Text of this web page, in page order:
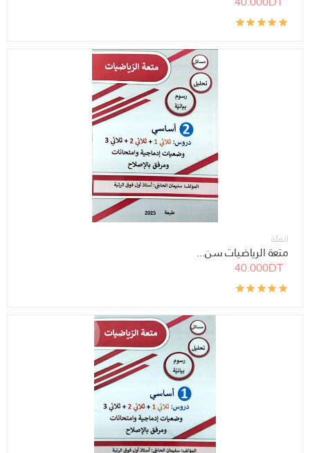
الفئة
متعة الرياضيات سن...
40.000DT